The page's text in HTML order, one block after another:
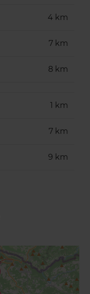
4 km
7 km
8 km
1 km
7 km
9 km